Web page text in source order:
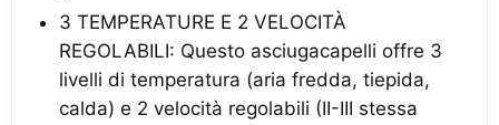
3 TEMPERATURE E 2 VELOCITÀ
REGOLABILI: Questo asciugacapelli offre 3
livelli di temperatura (aria fredda, tiepida,
calda) e 2 velocità regolabili (II-III stessa